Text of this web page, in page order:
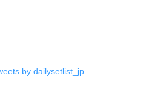
by dailysetlist_jp